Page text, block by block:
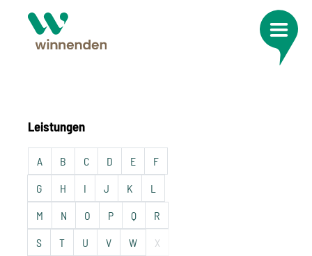
Leistungen
A B C D E F
G H I J K L
M N O P Q R
S T U V W X